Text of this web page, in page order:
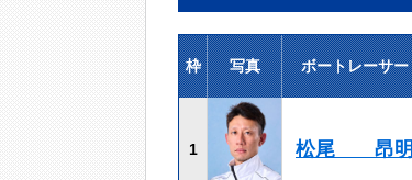
枠 写真 ボートレーサー
1 松尾 昂明